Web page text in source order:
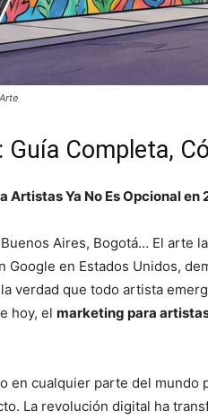
Completa,
Artistas Ya No Es Opcional en
Aires, Bogotá… El
en Estados Unidos,
verdad que todo artista
hoy, el marketing para
en cualquier parte del mundo
La revolución digital ha